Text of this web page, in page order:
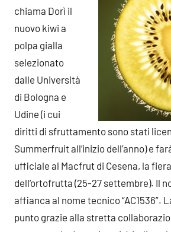
chiama Dorì il
nuovo kiwi a
polpa gialla
selezionato
dalle Università
di Bologna e
Udine (i cui
diritti di sfruttamento sono stati
Summerfruit all’inizio dell’anno) e
ufficiale al Macfrut di Cesena, la
dell’ortofrutta (25-27 settembre). Il
affianca al nome tecnico “AC1536”.
punto grazie alla stretta